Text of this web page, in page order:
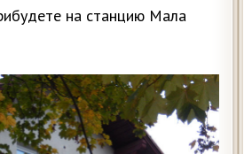
на станцию Мала